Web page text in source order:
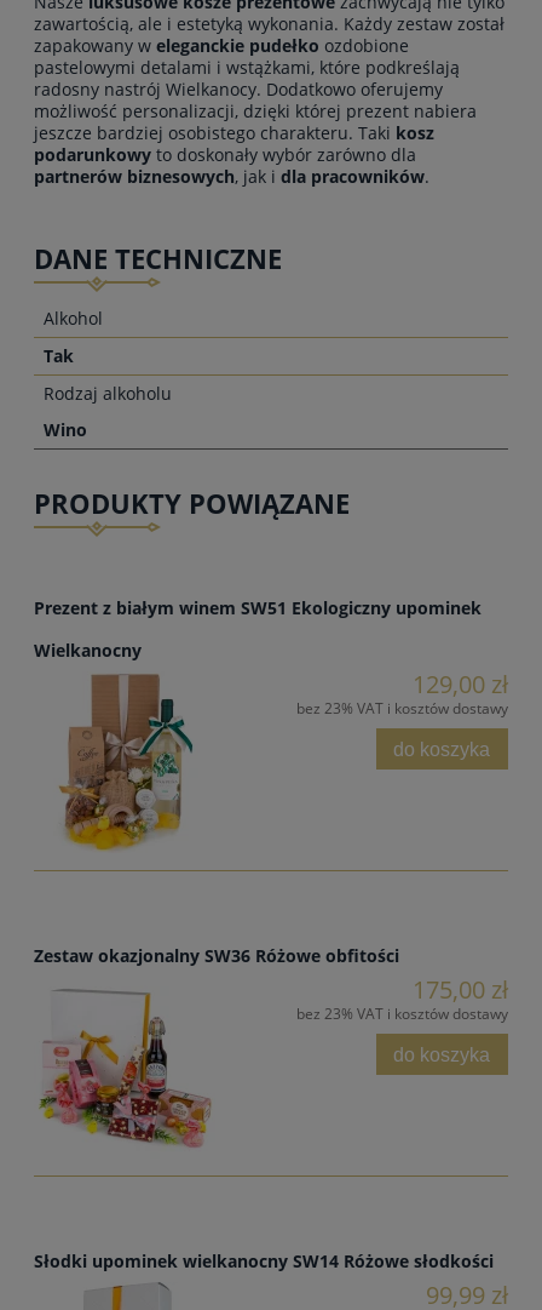
zawartością, ale i estetyką wykonania. Każdy zestaw został
zapakowany w eleganckie pudełko ozdobione
pastelowymi detalami i wstążkami, które podkreślają
radosny nastrój Wielkanocy. Dodatkowo oferujemy
możliwość personalizacji, dzięki której prezent nabiera
jeszcze bardziej osobistego charakteru. Taki kosz
podarunkowy to doskonały wybór zarówno dla
partnerów biznesowych, jak i dla pracowników.
DANE TECHNICZNE
Alkohol
Tak
Rodzaj alkoholu
Wino
PRODUKTY POWIĄZANE
Prezent z białym winem SW51 Ekologiczny upominek
Wielkanocny
129,00 zł
bez 23% VAT i kosztów dostawy
do koszyka
Zestaw okazjonalny SW36 Różowe obfitości
175,00 zł
bez 23% VAT i kosztów dostawy
do koszyka
Słodki upominek wielkanocny SW14 Różowe słodkości
99,99 zł